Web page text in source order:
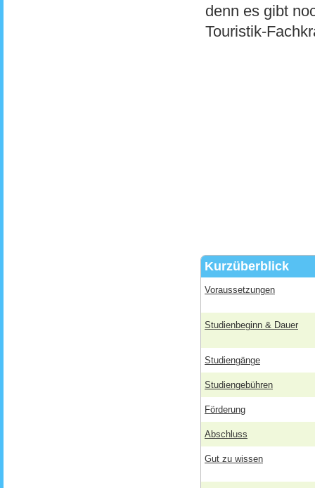
denn es gibt
Touristik-
Kurzüberblick
Voraussetzungen
Studienbeginn & Dauer
Studiengänge
Studiengebühren
Förderung
Abschluss
Gut zu wissen